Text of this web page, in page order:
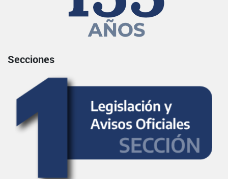
Secciones